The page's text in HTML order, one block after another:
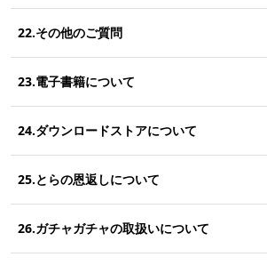
22.その他のご質問
23.電子書籍について
24.ダウンロードストアについて
25.とらの恩返しについて
26.ガチャガチャの取扱いについて